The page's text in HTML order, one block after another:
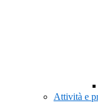
Attività e